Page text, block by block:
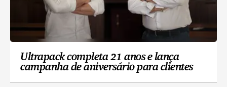
Ultrapack completa 21 anos e lança
campanha de aniversário para clientes